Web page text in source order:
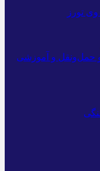
تورز
و حمل‌و‌نقل و آموزشی